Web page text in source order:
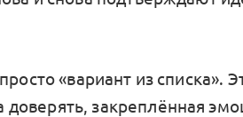
«вариант из списка».
закреплённая